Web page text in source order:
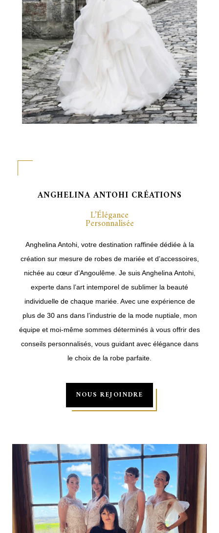
ANGHELINA ANTOHI CRÉATIONS
L’Élégance
Personnalisée
Anghelina Antohi, votre destination raffinée dédiée à la
création sur mesure de robes de mariée et d’accessoires,
nichée au cœur d’Angoulême. Je suis Anghelina Antohi,
experte dans l’art intemporel de sublimer la beauté
individuelle de chaque mariée. Avec une expérience de
plus de 30 ans dans l’industrie de la mode nuptiale, mon
équipe et moi-même sommes déterminés à vous offrir des
conseils personnalisés, vous guidant avec élégance dans
le choix de la robe parfaite.
NOUS REJOINDRE